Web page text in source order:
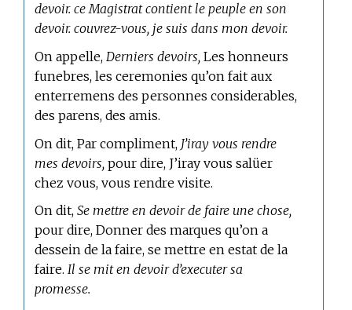
devoir. ce Magistrat contient le peuple en son
devoir. couvrez-vous, je suis dans mon devoir.
On appelle, Derniers devoirs, Les honneurs
funebres, les ceremonies qu’on fait aux
enterremens des personnes considerables,
des parens, des amis.
On dit, Par compliment, J’iray vous rendre
mes devoirs, pour dire, J’iray vous salüer
chez vous, vous rendre visite.
On dit,Se mettre en devoir de faire une chose,
pour dire, Donner des marques qu’on a
dessein de la faire, se mettre en estat de la
faire.Il se mit en devoir d’executer sa
promesse.